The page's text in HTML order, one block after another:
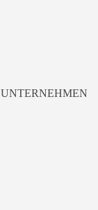
UNTERNEHMEN